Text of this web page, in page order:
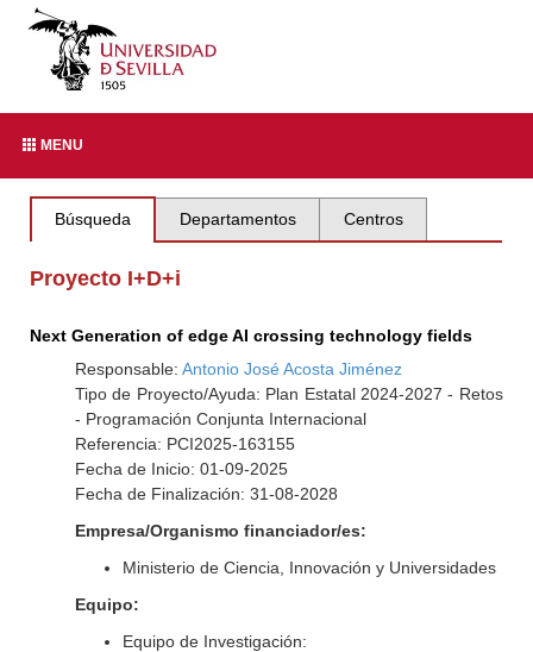
MENU
Búsqueda Departamentos Centros
Proyecto I+D+i
Next Generation of edge AI crossing technology fields
Responsable: Antonio José Acosta Jiménez
Tipo de Proyecto/Ayuda: Plan Estatal 2024-2027 - Retos
- Programación Conjunta Internacional
Referencia: PCI2025-163155
Fecha de Inicio: 01-09-2025
Fecha de Finalización: 31-08-2028
Empresa/Organismo financiador/es:
Ministerio de Ciencia, Innovación y Universidades
Equipo:
Equipo de Investigación: